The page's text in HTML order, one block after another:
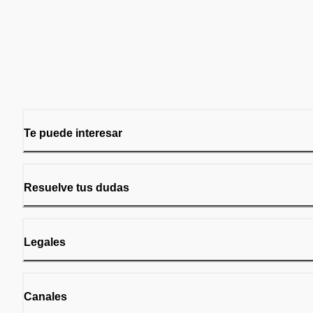
Te puede interesar
Resuelve tus dudas
Legales
Canales